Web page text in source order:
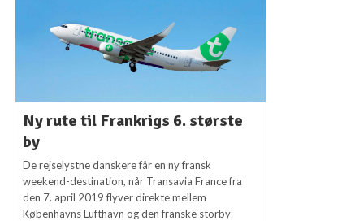
Ny rute til Frankrigs 6. største
by
De rejselystne danskere får en ny fransk
weekend-destination, når Transavia France fra
den 7. april 2019 flyver direkte mellem
Københavns Lufthavn og den franske storby